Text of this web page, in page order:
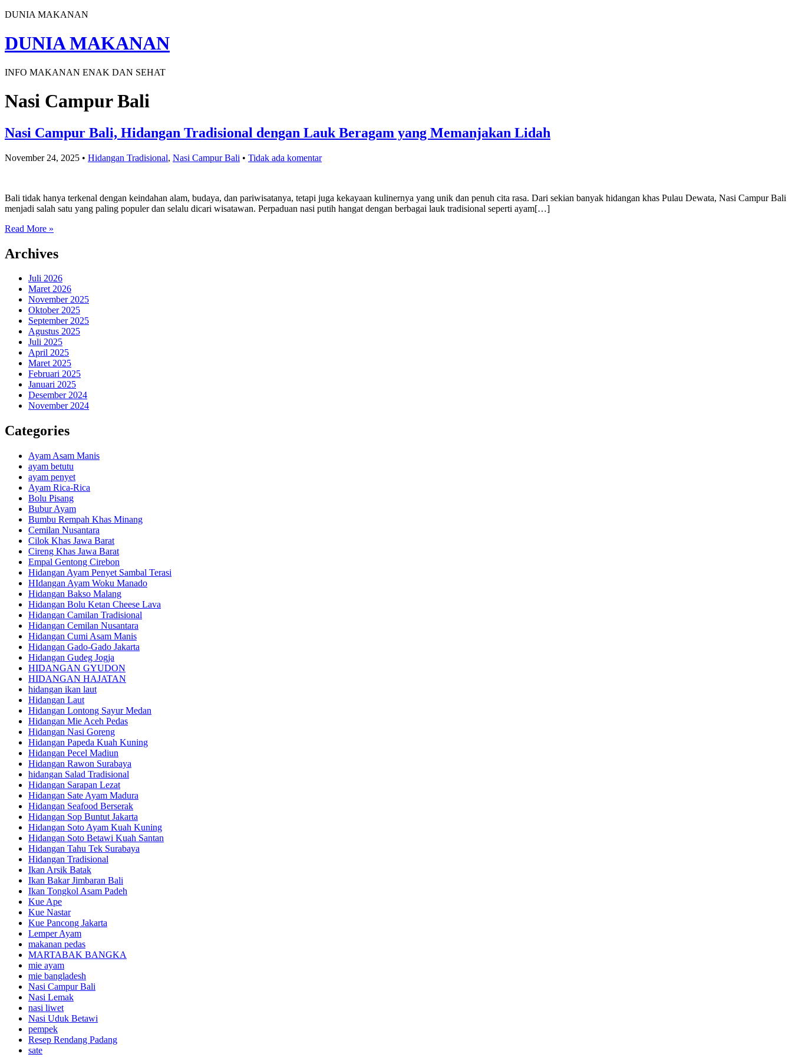
DUNIA MAKANAN
DUNIA MAKANAN
INFO MAKANAN ENAK DAN SEHAT
Nasi Campur Bali
Nasi Campur Bali, Hidangan Tradisional dengan Lauk Beragam yang Memanjakan Lidah
November 24, 2025 • Hidangan Tradisional, Nasi Campur Bali • Tidak ada komentar
Bali tidak hanya terkenal dengan keindahan alam, budaya, dan pariwisatanya, tetapi juga kekayaan kulinernya yang unik dan penuh cita rasa. Dari sekian banyak hidangan khas Pulau Dewata, Nasi Campur Bali
menjadi salah satu yang paling populer dan selalu dicari wisatawan. Perpaduan nasi putih hangat dengan berbagai lauk tradisional seperti ayam[…]
Read More »
Archives
Juli 2026
Maret 2026
November 2025
Oktober 2025
September 2025
Agustus 2025
Juli 2025
April 2025
Maret 2025
Februari 2025
Januari 2025
Desember 2024
November 2024
Categories
Ayam Asam Manis
ayam betutu
ayam penyet
Ayam Rica-Rica
Bolu Pisang
Bubur Ayam
Bumbu Rempah Khas Minang
Cemilan Nusantara
Cilok Khas Jawa Barat
Cireng Khas Jawa Barat
Empal Gentong Cirebon
Hidangan Ayam Penyet Sambal Terasi
HIdangan Ayam Woku Manado
Hidangan Bakso Malang
Hidangan Bolu Ketan Cheese Lava
Hidangan Camilan Tradisional
Hidangan Cemilan Nusantara
Hidangan Cumi Asam Manis
Hidangan Gado-Gado Jakarta
Hidangan Gudeg Jogja
HIDANGAN GYUDON
HIDANGAN HAJATAN
hidangan ikan laut
Hidangan Laut
Hidangan Lontong Sayur Medan
Hidangan Mie Aceh Pedas
Hidangan Nasi Goreng
Hidangan Papeda Kuah Kuning
Hidangan Pecel Madiun
Hidangan Rawon Surabaya
hidangan Salad Tradisional
Hidangan Sarapan Lezat
Hidangan Sate Ayam Madura
Hidangan Seafood Berserak
Hidangan Sop Buntut Jakarta
Hidangan Soto Ayam Kuah Kuning
Hidangan Soto Betawi Kuah Santan
Hidangan Tahu Tek Surabaya
Hidangan Tradisional
Ikan Arsik Batak
Ikan Bakar Jimbaran Bali
Ikan Tongkol Asam Padeh
Kue Ape
Kue Nastar
Kue Pancong Jakarta
Lemper Ayam
makanan pedas
MARTABAK BANGKA
mie ayam
mie bangladesh
Nasi Campur Bali
Nasi Lemak
nasi liwet
Nasi Uduk Betawi
pempek
Resep Rendang Padang
sate